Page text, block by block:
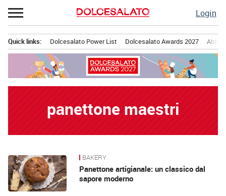
Passa
al
Login
principale
Quick links: Dolcesalato Power List Dolcesalato Awards 2027
panettone maestri
News BAKERY
Panettone artigianale: un classico dal
sapore moderno